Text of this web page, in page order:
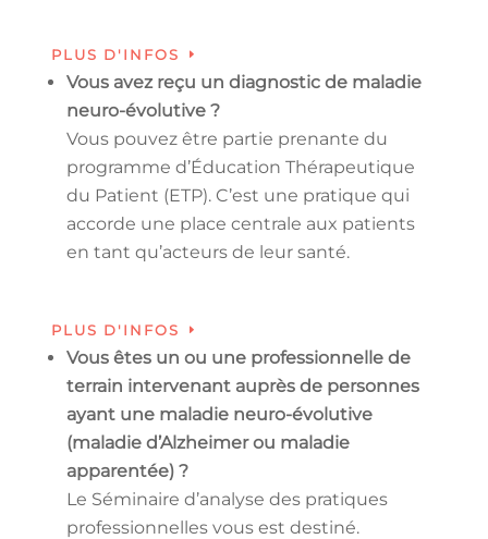
PLUS D'INFOS
Vous avez reçu un diagnostic de maladie
neuro-évolutive ?
Vous pouvez être partie prenante du
programme d’Éducation Thérapeutique
du Patient (ETP). C’est une pratique qui
accorde une place centrale aux patients
en tant qu’acteurs de leur santé.
PLUS D'INFOS
Vous êtes un ou une professionnelle de
terrain intervenant auprès de personnes
ayant une maladie neuro-évolutive
(maladie d’Alzheimer ou maladie
apparentée) ?
Le Séminaire d’analyse des pratiques
professionnelles vous est destiné.